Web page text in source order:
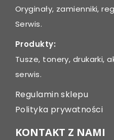
Oryginały, zamienniki,
Serwis.
Produkty:
Tusze, tonery, drukarki,
serwis.
Regulamin sklepu
Polityka prywatności
KONTAKT Z NAMI